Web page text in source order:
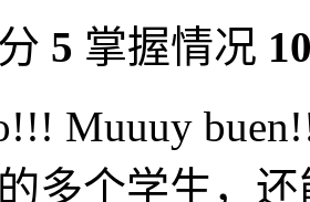
5 掌握情况
Muuuy
多个学生，